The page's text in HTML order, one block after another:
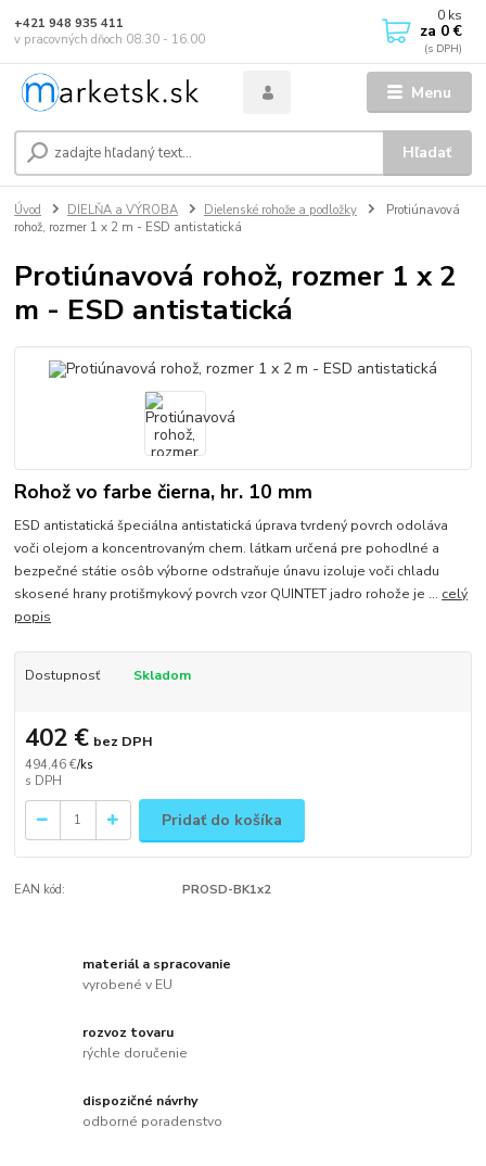
Menu
Hľadať
+421 948 935 411
v pracovných dňoch 08.30 - 16.00
0 ks
za 0 €
Úvod DIELŇA a VÝROBA Dielenské rohože a podložky
Protiúnavová
rohož, rozmer 1 x 2 m - ESD antistatická
Protiúnavová rohož, rozmer 1 x 2
m - ESD antistatická
Rohož vo farbe čierna, hr. 10 mm
ESD antistatická špeciálna antistatická úprava tvrdený povrch odoláva
voči olejom a koncentrovaným chem. látkam určená pre pohodlné a
bezpečné státie osôb výborne odstraňuje únavu izoluje voči chladu
skosené hrany protišmykový povrch vzor QUINTET jadro rohože je ... celý
popis
Dostupnosť Skladom
494,46 €/ks
402 € bez DPH
Pridať do košíka
EAN kód: PROSD-BK1x2
materiál a spracovanie
vyrobené v EU
rozvoz tovaru
rýchle doručenie
dispozičné návrhy
odborné poradenstvo